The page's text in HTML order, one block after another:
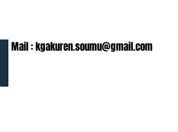
Mail :kgakuren.soumu@gmail.com